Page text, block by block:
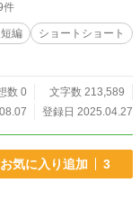
ここか以内ではなくジャスト1
うと思います。 面白いと
ば書き続けるモチベー
浮かんだものもあれば、
てあったものを、 ごく短
で、フィクションだけの
＾＾；。
件
編
ショートショート
数 0
文字数 213,589
登録日 2025.04.27
お気に入り追加 3